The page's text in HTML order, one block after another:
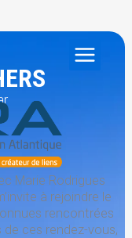
!
Marie Rodrigues
à rejoindre le
rencontrées
ces rendez-vous,